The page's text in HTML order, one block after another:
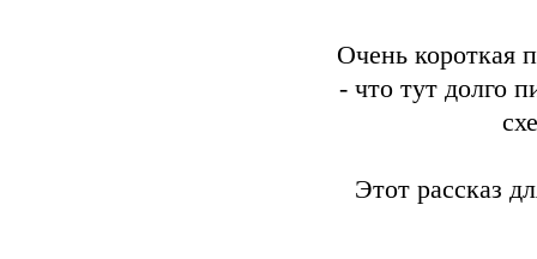
Очень короткая
- что тут долго
Этот рассказ